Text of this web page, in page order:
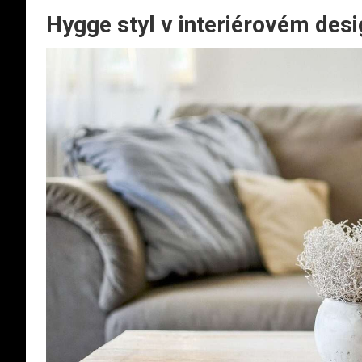
Hygge styl v interiérovém